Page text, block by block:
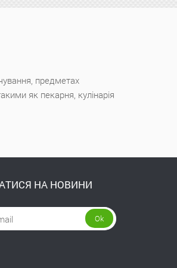
предметах
як пекарня, кулінарія
НА НОВИНИ
Ok